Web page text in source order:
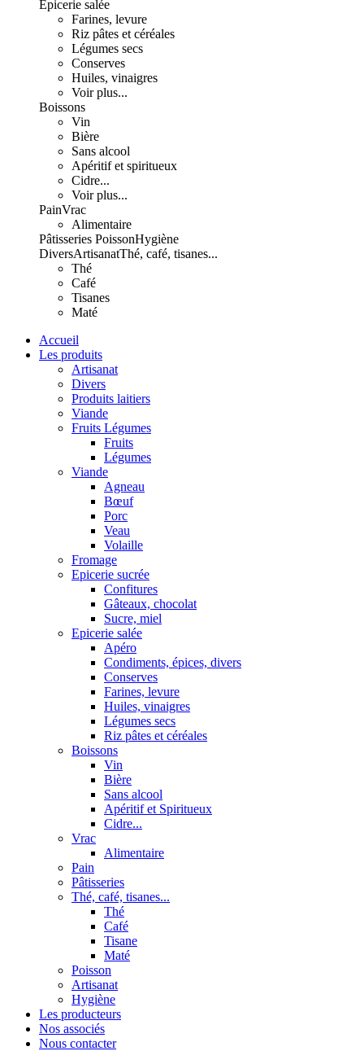
Epicerie salée
Farines, levure
Riz pâtes et céréales
Légumes secs
Conserves
Huiles, vinaigres
Voir plus...
Boissons
Vin
Bière
Sans alcool
Apéritif et spiritueux
Cidre...
Voir plus...
PainVrac
Alimentaire
Pâtisseries PoissonHygiène
DiversArtisanatThé, café, tisanes...
Thé
Café
Tisanes
Maté
Accueil
Les produits
Artisanat
Divers
Produits laitiers
Viande
Fruits Légumes
Fruits
Légumes
Viande
Agneau
Bœuf
Porc
Veau
Volaille
Fromage
Epicerie sucrée
Confitures
Gâteaux, chocolat
Sucre, miel
Epicerie salée
Apéro
Condiments, épices, divers
Conserves
Farines, levure
Huiles, vinaigres
Légumes secs
Riz pâtes et céréales
Boissons
Vin
Bière
Sans alcool
Apéritif et Spiritueux
Cidre...
Vrac
Alimentaire
Pain
Pâtisseries
Thé, café, tisanes...
Thé
Café
Tisane
Maté
Poisson
Artisanat
Hygiène
Les producteurs
Nos associés
Nous contacter